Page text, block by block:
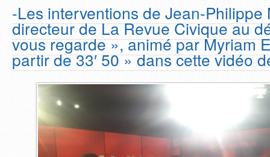
-Les interventions de Jean-Philippe
directeur de La Revue Civique au
vous regarde », animé par Myriam
partir de 33′ 50 » dans cette vidéo